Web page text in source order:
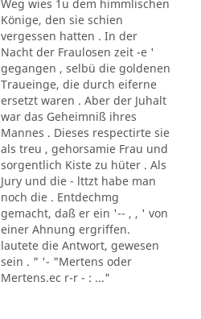
Weg wies 1u dem himmlischen
Könige, den sie schien
vergessen hatten . In der
Nacht der Fraulosen zeit -e '
gegangen , selbü die goldenen
Traueinge, die durch eiferne
ersetzt waren . Aber der Juhalt
war das Geheimniß ihres
Mannes . Dieses respectirte sie
als treu , gehorsamie Frau und
sorgentlich Kiste zu hüter . Als
Jury und die - lttzt habe man
noch die . Entdechmg
gemacht, daß er ein '-- , , ' von
einer Ahnung ergriffen.
lautete die Antwort, gewesen
sein . " '- "Mertens oder
Mertens.ec r-r - : ..."